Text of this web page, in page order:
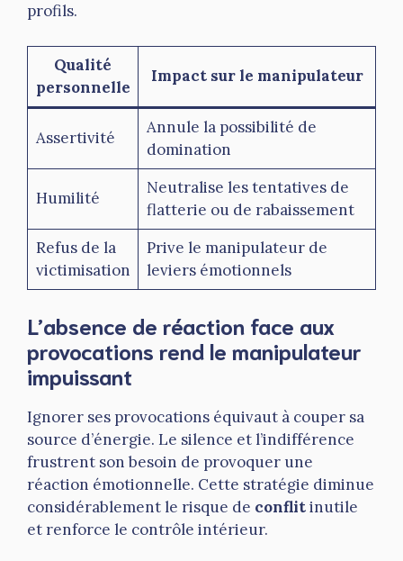
profils.
Qualité
personnelle
Impact sur le manipulateur
Assertivité
Annule la possibilité de
domination
Humilité
Neutralise les tentatives de
flatterie ou de rabaissement
Refus de la
victimisation
Prive le manipulateur de
leviers émotionnels
L’absence de réaction face aux
provocations rend le manipulateur
impuissant
Ignorer ses provocations équivaut à couper sa
source d’énergie. Le silence et l’indifférence
frustrent son besoin de provoquer une
réaction émotionnelle. Cette stratégie diminue
considérablement le risque de conflitinutile
et renforce le contrôle intérieur.